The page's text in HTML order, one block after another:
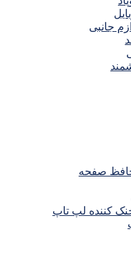
جانبی
صفحه
کننده لپ تاپ